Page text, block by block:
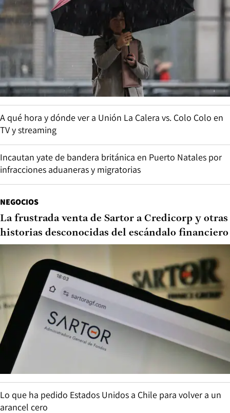
A qué hora y dónde ver a Unión La Calera vs. Colo Colo en
TV y streaming
Incautan yate de bandera británica en Puerto Natales por
infracciones aduaneras y migratorias
NEGOCIOS
La frustrada venta de Sartor a Credicorp y otras
historias desconocidas del escándalo financiero
Lo que ha pedido Estados Unidos a Chile para volver a un
arancel cero